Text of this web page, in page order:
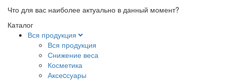
Что для вас наиболее актуально в данный момент?
Каталог
Вся продукция
Вся продукция
Снижение веса
Косметика
Аксеcсуары